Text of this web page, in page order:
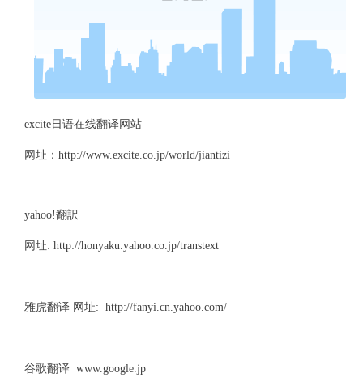
excite日语在线翻译网站
网址：http://www.excite.co.jp/world/jiantizi
yahoo!翻訳
网址: http://honyaku.yahoo.co.jp/transtext
雅虎翻译 网址: http://fanyi.cn.yahoo.com/
谷歌翻译 www.google.jp